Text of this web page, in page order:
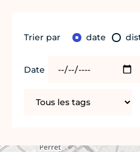
Trier par date
Date